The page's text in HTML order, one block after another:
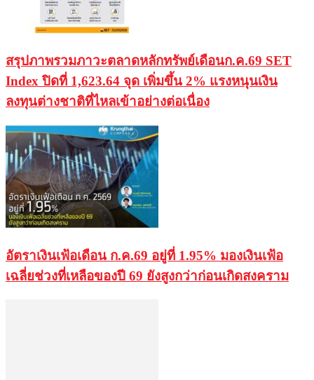
สรุปภาพรวมภาวะตลาดหลักทรัพย์เดือนก.ค.69 SET
Index ปิดที่ 1,623.64 จุด เพิ่มขึ้น 2% แรงหนุนเงิน
ลงทุนต่างชาติที่ไหลเข้าอย่างต่อเนื่อง
อัตราเงินเฟ้อเดือน ก.ค.69 อยู่ที่ 1.95% มองเงินเฟ้อ
เฉลี่ยช่วงที่เหลือของปี 69 ยังสูงกว่าก่อนเกิดสงคราม